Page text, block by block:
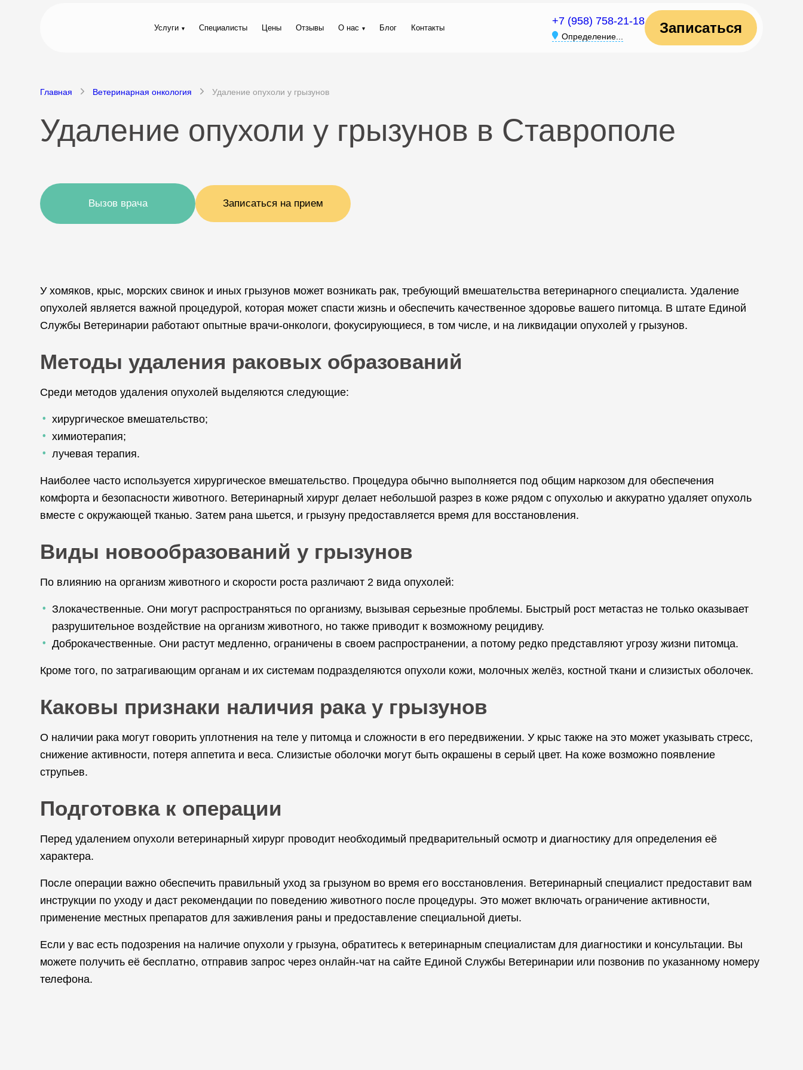
Услуги Специалисты Цены Отзывы О нас Блог Контакты
+7 (958) 758-21-18
Определение...
Записаться
Главная Ветеринарная онкология Удаление опухоли у грызунов
Удаление опухоли у грызунов в Ставрополе
Вызов врача Записаться на прием
У хомяков, крыс, морских свинок и иных грызунов может возникать рак, требующий вмешательства ветеринарного специалиста. Удаление
опухолей является важной процедурой, которая может спасти жизнь и обеспечить качественное здоровье вашего питомца. В штате Единой
Службы Ветеринарии работают опытные врачи-онкологи, фокусирующиеся, в том числе, и на ликвидации опухолей у грызунов.
Методы удаления раковых образований
Среди методов удаления опухолей выделяются следующие:
хирургическое вмешательство;
химиотерапия;
лучевая терапия.
Наиболее часто используется хирургическое вмешательство. Процедура обычно выполняется под общим наркозом для обеспечения
комфорта и безопасности животного. Ветеринарный хирург делает небольшой разрез в коже рядом с опухолью и аккуратно удаляет опухоль
вместе с окружающей тканью. Затем рана шьется, и грызуну предоставляется время для восстановления.
Виды новообразований у грызунов
По влиянию на организм животного и скорости роста различают 2 вида опухолей:
Злокачественные. Они могут распространяться по организму, вызывая серьезные проблемы. Быстрый рост метастаз не только оказывает
разрушительное воздействие на организм животного, но также приводит к возможному рецидиву.
Доброкачественные. Они растут медленно, ограничены в своем распространении, а потому редко представляют угрозу жизни питомца.
Кроме того, по затрагивающим органам и их системам подразделяются опухоли кожи, молочных желёз, костной ткани и слизистых оболочек.
Каковы признаки наличия рака у грызунов
О наличии рака могут говорить уплотнения на теле у питомца и сложности в его передвижении. У крыс также на это может указывать стресс,
снижение активности, потеря аппетита и веса. Слизистые оболочки могут быть окрашены в серый цвет. На коже возможно появление
струпьев.
Подготовка к операции
Перед удалением опухоли ветеринарный хирург проводит необходимый предварительный осмотр и диагностику для определения её
характера.
После операции важно обеспечить правильный уход за грызуном во время его восстановления. Ветеринарный специалист предоставит вам
инструкции по уходу и даст рекомендации по поведению животного после процедуры. Это может включать ограничение активности,
применение местных препаратов для заживления раны и предоставление специальной диеты.
Если у вас есть подозрения на наличие опухоли у грызуна, обратитесь к ветеринарным специалистам для диагностики и консультации. Вы
можете получить её бесплатно, отправив запрос через онлайн-чат на сайте Единой Службы Ветеринарии или позвонив по указанному номеру
телефона.